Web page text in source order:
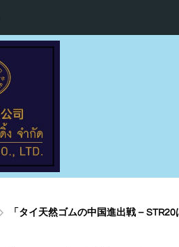
「タイ天然ゴムの中国進出戦 – STR20はEVブーム